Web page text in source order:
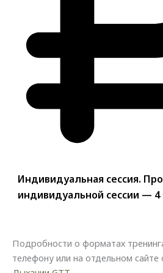
Индивидуальная сессия.
индивидуальной сессии — 4
Подробности о форматах
телефону или на отдельном сайте